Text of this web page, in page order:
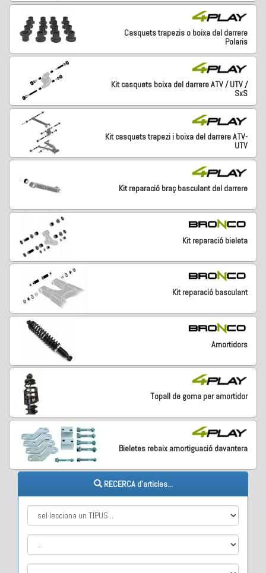
Casquets trapezis o boixa del darrere
Polaris
Kit casquets boixa del darrere ATV / UTV /
SxS
Kit casquets trapezi i boixa del darrere ATV-
UTV
Kit reparació braç basculant del darrere
Kit reparació bieleta
Kit reparació basculant
Amortidors
Topall de goma per amortidor
Bieletes rebaix amortiguació davantera
RECERCA d'articles...